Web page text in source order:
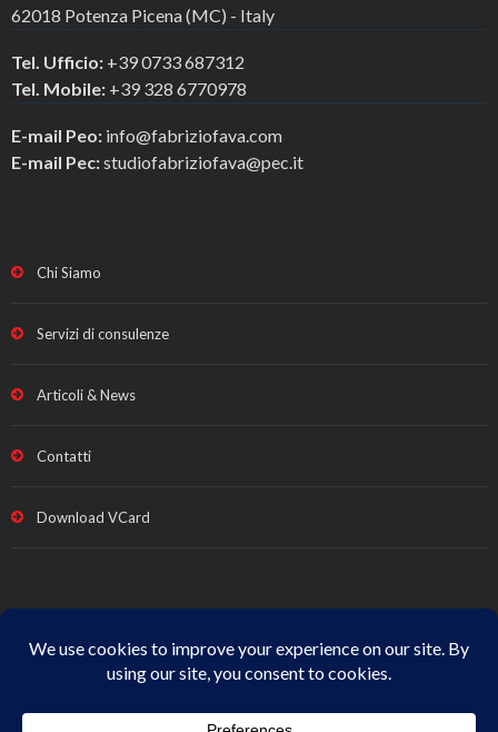
62018 Potenza Picena (MC) - Italy
Tel. Ufficio: +39 0733 687312
Tel. Mobile: +39 328 6770978
E-mail Peo: info@fabriziofava.com
E-mail Pec:studiofabriziofava@pec.it
Chi Siamo
Servizi di consulenze
Articoli & News
Contatti
Download VCard